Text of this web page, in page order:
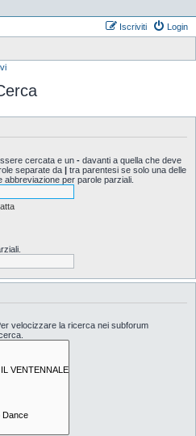
Login
Iscriviti
cercata e un - davanti a quella che deve
separate da | tra parentesi se solo una delle
per parole parziali.
velocizzare la ricerca nei subforum